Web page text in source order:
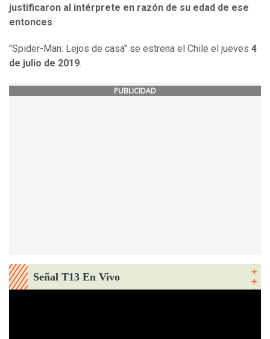
justificaron al intérprete en razón de su edad de ese
entonces
"Spider-Man: Lejos de casa" se estrena el Chile el jueves 4
de julio de 2019
PUBLICIDAD
Señal T13 En Vivo